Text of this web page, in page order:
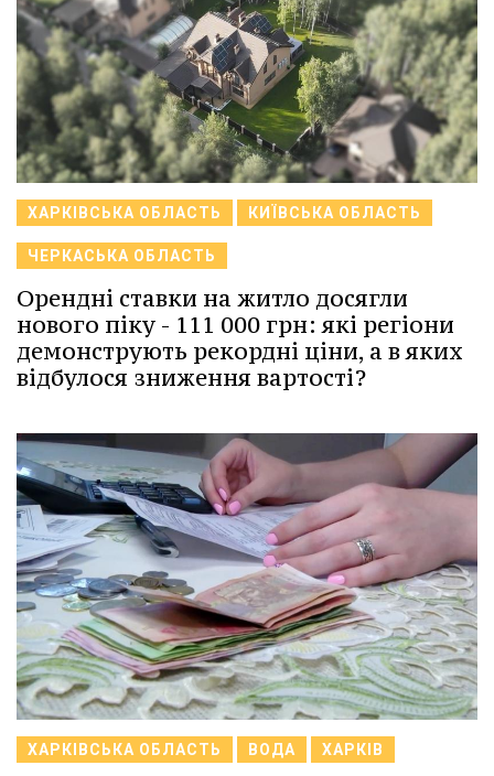
ХАРКІВСЬКА ОБЛАСТЬ КИЇВСЬКА ОБЛАСТЬ
ЧЕРКАСЬКА ОБЛАСТЬ
Орендні ставки на житло досягли
нового піку - 111 000 грн: які регіони
демонструють рекордні ціни, а в яких
відбулося зниження вартості?
ХАРКІВСЬКА ОБЛАСТЬ ВОДА ХАРКІВ